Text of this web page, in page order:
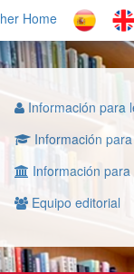
Home
Información para
Información
Información
Equipo editorial